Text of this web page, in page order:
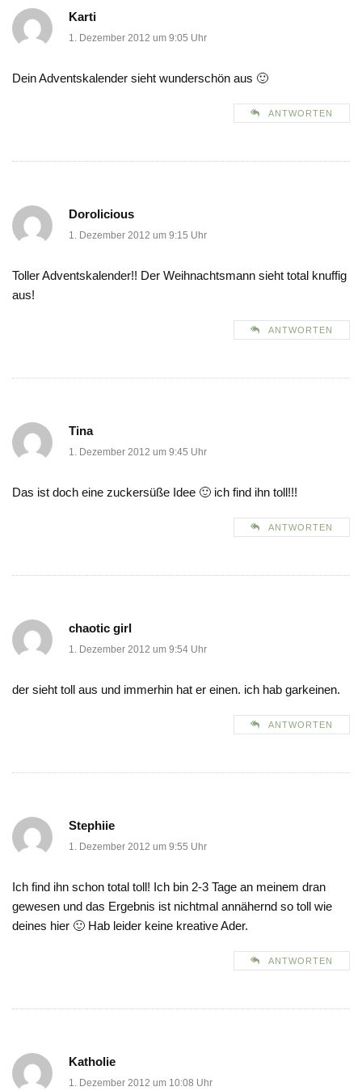
Karti
1. Dezember 2012 um 9:05 Uhr
Dein Adventskalender sieht wunderschön aus 🙂
ANTWORTEN
Dorolicious
1. Dezember 2012 um 9:15 Uhr
Toller Adventskalender!! Der Weihnachtsmann sieht total knuffig
aus!
ANTWORTEN
Tina
1. Dezember 2012 um 9:45 Uhr
Das ist doch eine zuckersüße Idee 🙂 ich find ihn toll!!!
ANTWORTEN
chaotic girl
1. Dezember 2012 um 9:54 Uhr
der sieht toll aus und immerhin hat er einen. ich hab garkeinen.
ANTWORTEN
Stephiie
1. Dezember 2012 um 9:55 Uhr
Ich find ihn schon total toll! Ich bin 2-3 Tage an meinem dran
gewesen und das Ergebnis ist nichtmal annähernd so toll wie
deines hier 🙂 Hab leider keine kreative Ader.
ANTWORTEN
Katholie
1. Dezember 2012 um 10:08 Uhr